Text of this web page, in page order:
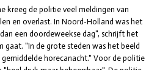
kreeg de politie veel meldingen van
en overlast. In Noord-Holland was het
een doordeweekse dag", schrijft het
gaat. "In de grote steden was het beeld
horecanacht." Voor de politie